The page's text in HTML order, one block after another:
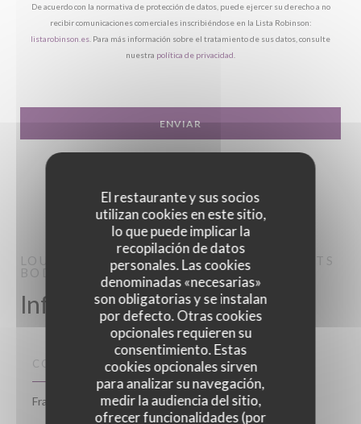
El restaurante y sus socios
utilizan cookies en este sitio,
lo que puede implicar la
recopilación de datos
personales. Las cookies
denominadas «necesarias»
son obligatorias y se instalan
por defecto. Otras cookies
opcionales requieren su
consentimiento. Estas
cookies opcionales sirven
para analizar su navegación,
medir la audiencia del sitio,
ofrecer funcionalidades (por
De acuerdo con la normativa de protección de datos, puede ejercer su derecho a no
recibir comunicaciones comerciales inscribiéndose en la Lista Robinson:
listarobinson.es . Para más información sobre el tratamiento de sus datos, consulte
nuestra política de privacidad
LOU BISTROT - RESTAURANT ÉVÈNEMENTS
BODEGÓN
PARIS
Información general
COCINA
Francesa